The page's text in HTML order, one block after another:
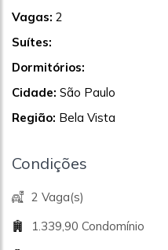
Vagas: 2
Suítes:
Dormitórios:
Cidade: São Paulo
Região: Bela Vista
Condições
2 Vaga(s)
1.339,90 Condomínio